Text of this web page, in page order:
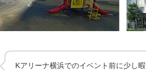
Kアリーナ横浜でのイベント前に少し